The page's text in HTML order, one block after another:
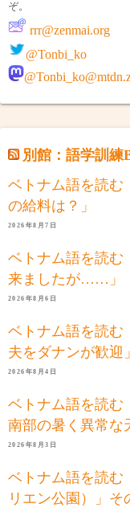
ぞ。
rrr@zenmai.org
@Tonbi_ko
別館：語学訓練
ベトナム語を読む
の給料は？」
2026年8月7日
ベトナム語を読む
来ましたが……」
2026年8月6日
ベトナム語を読む
夫をダナンが歓迎」
2026年8月4日
ベトナム語を読む
南部の暑く異常な
2026年8月3日
ベトナム語を読む
リエン公園）」そ